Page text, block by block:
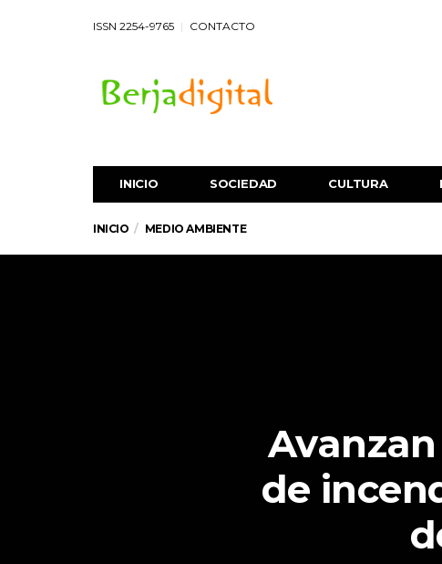
ISSN 2254-9765 CONTACTO
INICIO SOCIEDAD CULTURA
INICIO MEDIO AMBIENTE
de